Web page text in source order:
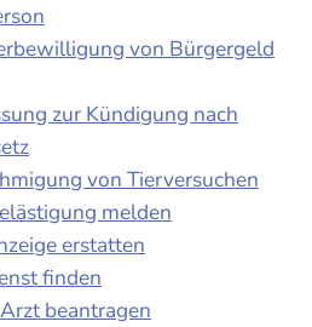
von Bürgergeld
zur Kündigung nach
von Tierversuchen
melden
erstatten
finden
beantragen